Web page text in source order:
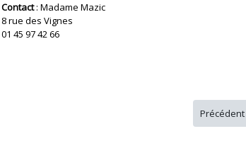
Contact: Madame Mazic
8 rue des Vignes
01 45 97 42 66
Précédent